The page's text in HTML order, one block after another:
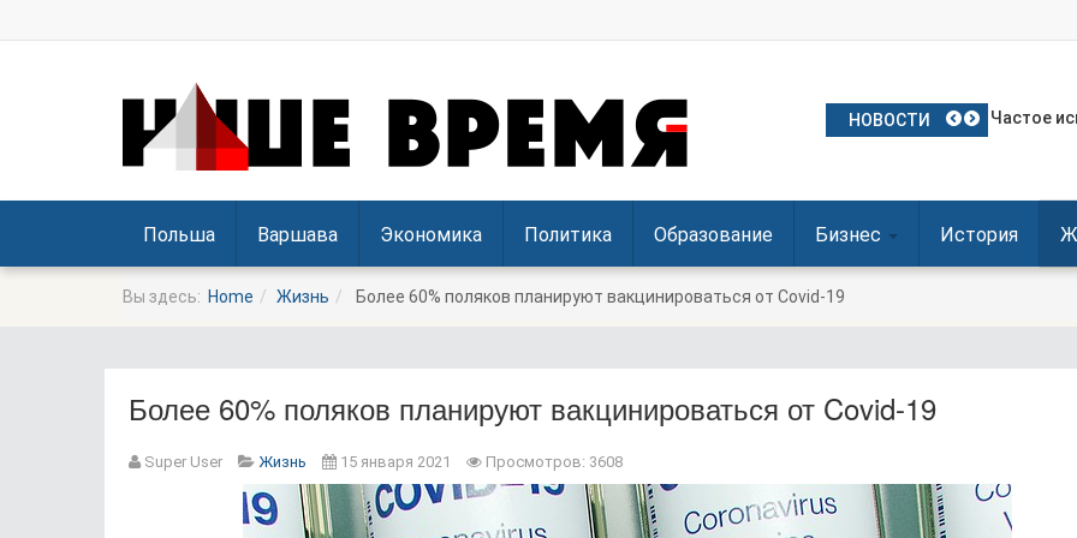
НОВОСТИ План
Частое
Польские
Посол
Польша
Польша Варшава Экономика Политика Образование Бизнес История
Вы здесь: Home Жизнь Более 60% поляков планируют вакцинироваться от Covid-19
Более 60% поляков планируют вакцинироваться от Covid-19
Super User Жизнь 15 января 2021 Просмотров: 3608
PrevNext